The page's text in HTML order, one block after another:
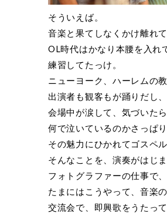
そういえば。
音楽と果てしなくかけ離れ
OL時代はかなり本腰を入れ
練習してたっけ。
ニューヨーク、ハーレムの
出演者も観客もが踊りだし
会場中が涙して、気づいた
何で泣いているのかさっぱ
その魅力にひかれてゴスペ
そんなことを、演奏がはじ
フォトグラファーの仕事で
たまにはこうやって、音楽
交流会で、即興歌をうたっ